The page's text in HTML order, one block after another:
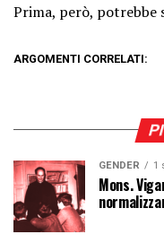
Prima, però, potrebbe
ARGOMENTI CORRELATI:
GENDER 1
Mons.